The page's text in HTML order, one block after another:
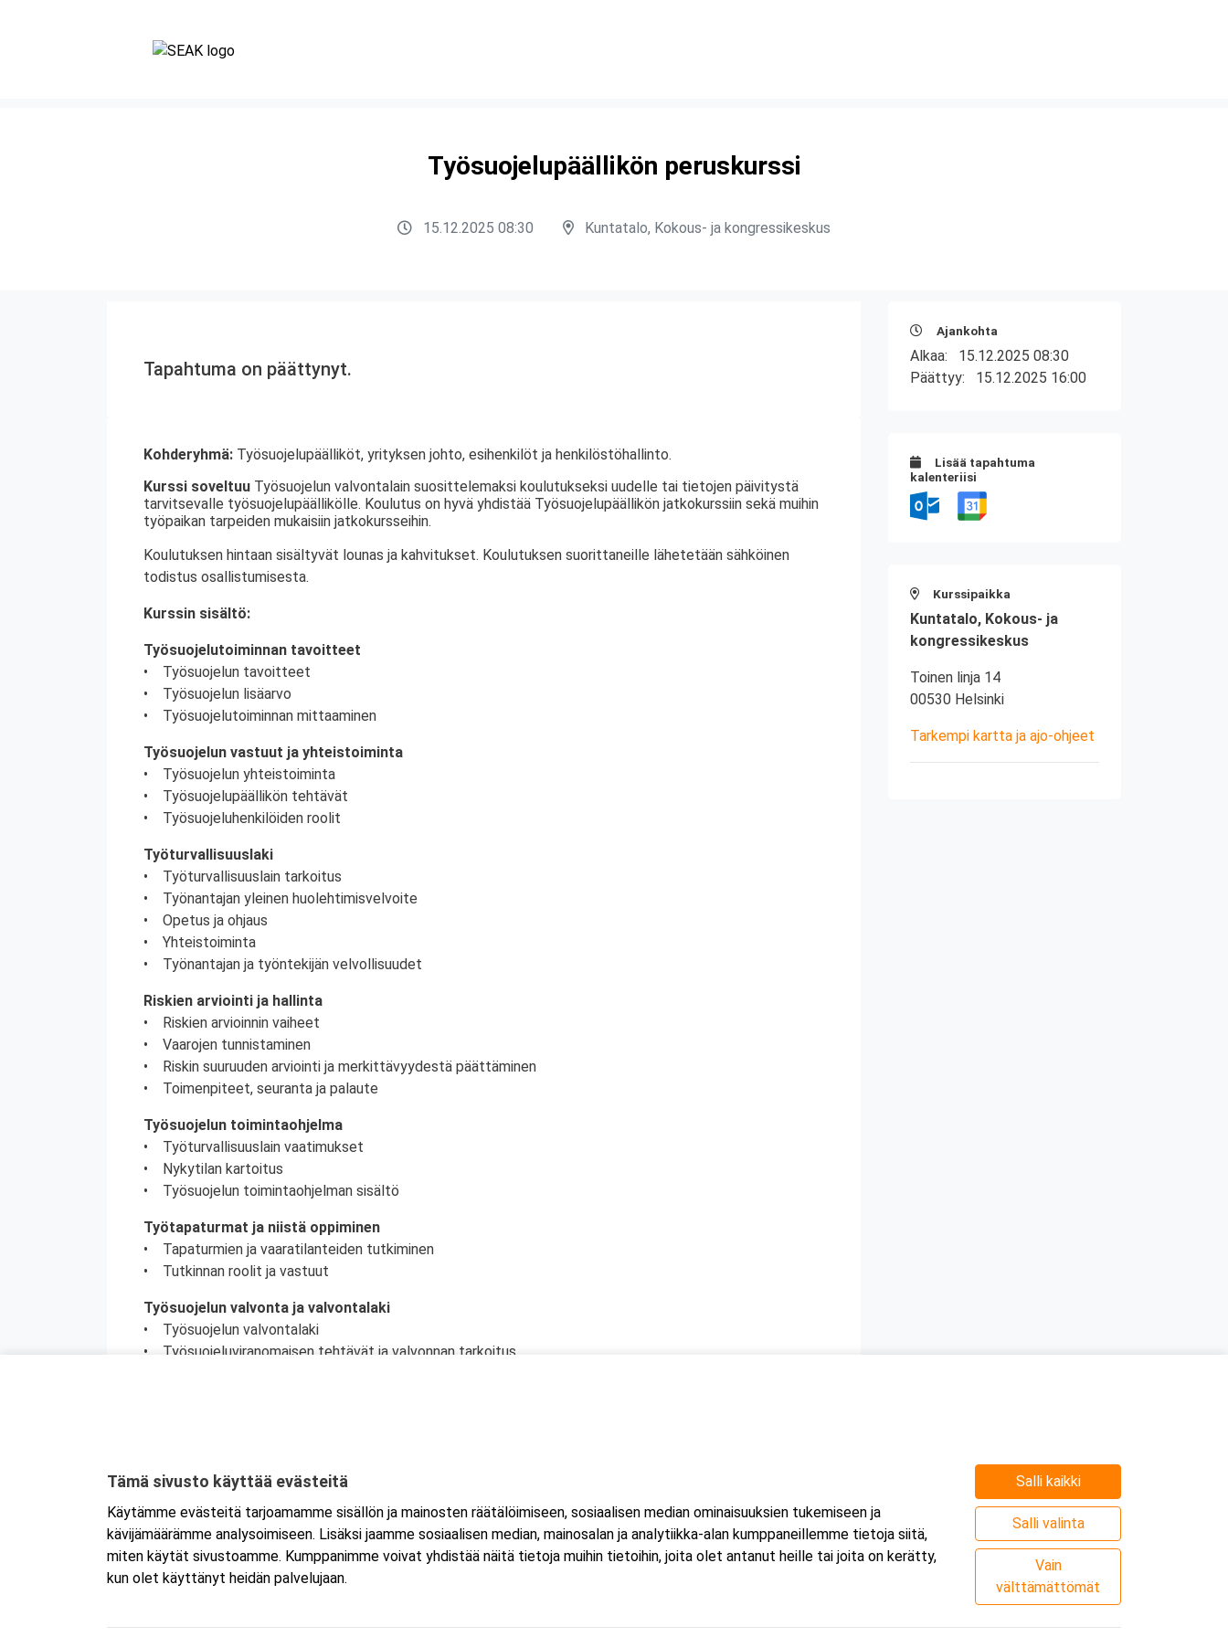
Työsuojelupäällikön peruskurssi
15.12.2025 08:30 Kuntatalo, Kokous- ja kongressikeskus
Tapahtuma on päättynyt.
Kohderyhmä: Työsuojelupäälliköt, yrityksen johto, esihenkilöt ja henkilöstöhallinto.
Kurssi soveltuu Työsuojelun valvontalain suosittelemaksi koulutukseksi uudelle tai tietojen päivitystä
tarvitsevalle työsuojelupäällikölle. Koulutus on hyvä yhdistää Työsuojelupäällikön jatkokurssiin sekä muihin
työpaikan tarpeiden mukaisiin jatkokursseihin.
Koulutuksen hintaan sisältyvät lounas ja kahvitukset. Koulutuksen suorittaneille lähetetään sähköinen
todistus osallistumisesta.
Kurssin sisältö:
Työsuojelutoiminnan tavoitteet
• Työsuojelun tavoitteet
• Työsuojelun lisäarvo
• Työsuojelutoiminnan mittaaminen
Työsuojelun vastuut ja yhteistoiminta
• Työsuojelun yhteistoiminta
• Työsuojelupäällikön tehtävät
• Työsuojeluhenkilöiden roolit
Työturvallisuuslaki
• Työturvallisuuslain tarkoitus
• Työnantajan yleinen huolehtimisvelvoite
• Opetus ja ohjaus
• Yhteistoiminta
• Työnantajan ja työntekijän velvollisuudet
Riskien arviointi ja hallinta
• Riskien arvioinnin vaiheet
• Vaarojen tunnistaminen
• Riskin suuruuden arviointi ja merkittävyydestä päättäminen
• Toimenpiteet, seuranta ja palaute
Työsuojelun toimintaohjelma
• Työturvallisuuslain vaatimukset
• Nykytilan kartoitus
• Työsuojelun toimintaohjelman sisältö
Työtapaturmat ja niistä oppiminen
• Tapaturmien ja vaaratilanteiden tutkiminen
• Tutkinnan roolit ja vastuut
Työsuojelun valvonta ja valvontalaki
• Työsuojelun valvontalaki
• Työsuojeluviranomaisen tehtävät ja valvonnan tarkoitus
• Työterveyshuollon sisältö
• Työterveyshuollon toimintasuunnitelma
• Tietojenantovelvollisuus
Ajankohta
Alkaa: 15.12.2025 08:30
Päättyy: 15.12.2025 16:00
Lisää tapahtuma
kalenteriisi
Kurssipaikka
Kuntatalo, Kokous- ja
kongressikeskus
Toinen linja 14
00530 Helsinki
Tarkempi kartta ja ajo-ohjeet
Tämä sivusto käyttää evästeitä
Käytämme evästeitä tarjoamamme sisällön ja mainosten räätälöimiseen, sosiaalisen median ominaisuuksien tukemiseen ja
kävijämäärämme analysoimiseen. Lisäksi jaamme sosiaalisen median, mainosalan ja analytiikka-alan kumppaneillemme tietoja siitä,
miten käytät sivustoamme. Kumppanimme voivat yhdistää näitä tietoja muihin tietoihin, joita olet antanut heille tai joita on kerätty,
kun olet käyttänyt heidän palvelujaan.
Salli kaikki
Salli valinta
Vain
välttämättömät